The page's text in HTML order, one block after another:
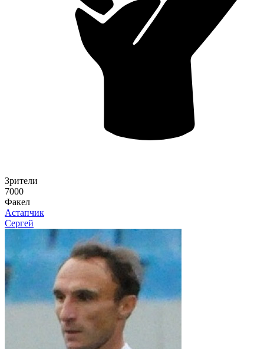
Зрители
7000
Факел
Астапчик
Сергей